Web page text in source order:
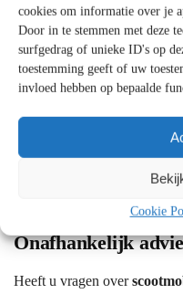
cookies om informatie over je
Door in te stemmen met deze
surfgedrag of unieke ID's op
toestemming geeft of uw
invloed hebben op bepaalde
Cookie
De aanvraag verloopt
Het Wmo-loket van uw
Een gesprek met een
Bij langdurige zorg kan ook
betrokken zijn.
Onafhankelijk
Heeft u vragen over